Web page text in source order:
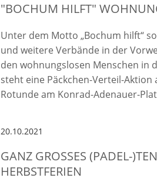
"BOCHUM HILFT"
Unter dem Motto „Bochum hilft“
und weitere Verbände in der
den wohnungslosen Menschen in
steht eine Päckchen-Verteil-Aktion
Rotunde am Konrad-Adenauer-
20.10.2021
GANZ GROSSES (PADEL-
ERBSTFERIEN